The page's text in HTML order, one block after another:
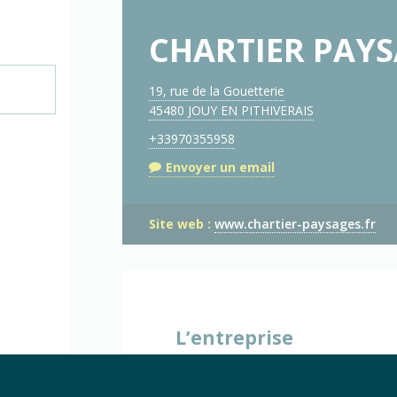
CHARTIER
19, rue de la Gouetterie
45480 JOUY EN PITHIVERAIS
+33970355958
Envoyer un email
Site web :www.chartier-paysages.fr
L’entreprise